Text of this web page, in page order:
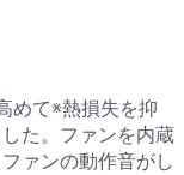
めて※熱損失を抑
た。ファンを内蔵
ァンの動作音がし